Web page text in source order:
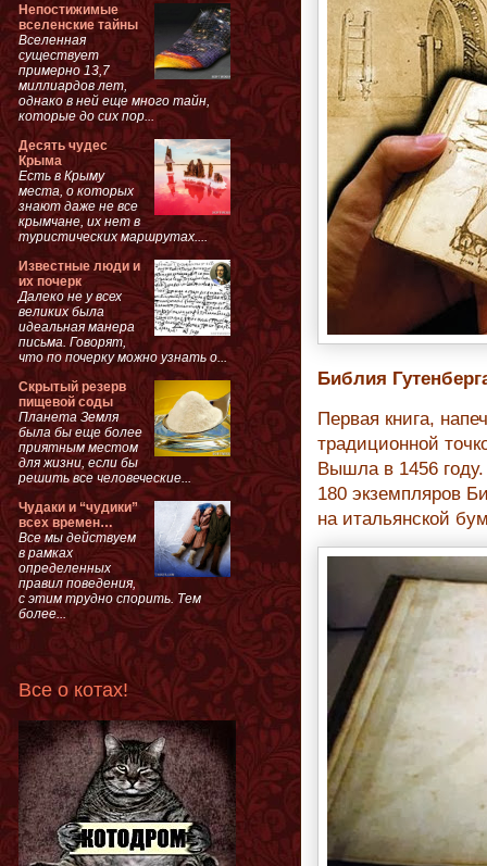
Библия
Первая книга,
традиционной
Вышла в 1456 году.
180 экземпляров
на итальянской
Непостижимые
вселенские тайны
Вселенная
существует
примерно 13,7
миллиардов лет,
однако в ней еще много тайн,
которые до сих пор...
Десять чудес
Крыма
Есть в Крыму
места, о которых
знают даже не все
крымчане, их нет в
туристических маршрутах....
Известные люди и
их почерк
Далеко не у всех
великих была
идеальная манера
письма. Говорят,
что по почерку можно узнать о...
Скрытый резерв
пищевой соды
Планета Земля
была бы еще более
приятным местом
для жизни, если бы
решить все человеческие...
Чудаки и “чудики”
всех времен…
Все мы действуем
в рамках
определенных
правил поведения,
с этим трудно спорить. Тем
более...
Все о котах!